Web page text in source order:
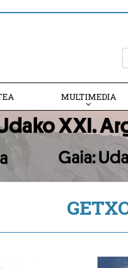
MULTIMEDIA